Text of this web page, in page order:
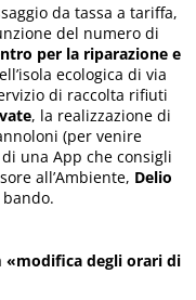
da tassa a tariffa,
del numero di
per la riparazione e
ecologica di via
di raccolta rifiuti
, la realizzazione di
(per venire
una App che consigli
all’Ambiente, Delio
«modifica degli orari di